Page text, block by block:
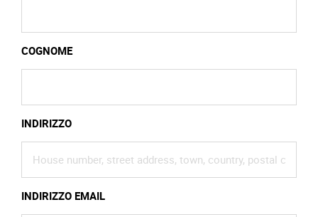
COGNOME
INDIRIZZO
INDIRIZZO EMAIL